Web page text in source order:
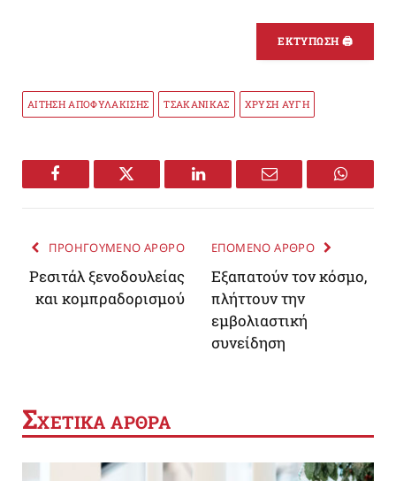
ΕΚΤΥΠΩΣΗ 🖨
ΑΙΤΗΣΗ ΑΠΟΦΥΛΑΚΙΣΗΣ ΤΣΑΚΑΝΙΚΑΣ ΧΡΥΣΗ ΑΥΓΗ
Facebook Twitter LinkedIn Email
ΠΡΟΗΓΟΥΜΕΝΟ ΑΡΘΡΟ
Ρεσιτάλ ξενοδουλείας
και κομπραδορισμού
ΕΠΟΜΕΝΟ ΑΡΘΡΟ
Εξαπατούν τον κόσμο,
πλήττουν την
εμβολιαστική
συνείδηση
ΣΧΕΤΙΚΑ ΑΡΘΡΑ